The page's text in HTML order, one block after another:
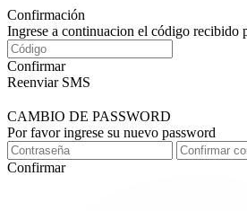
Confirmación
Ingrese a continuacion el código recibido
Confirmar
Reenviar SMS
CAMBIO DE PASSWORD
Por favor ingrese su nuevo password
Confirmar